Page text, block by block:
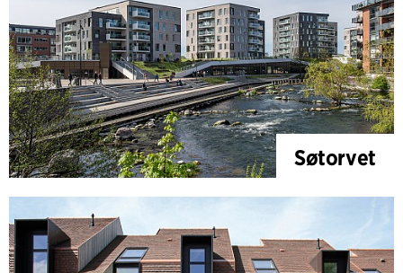
Søtorvet